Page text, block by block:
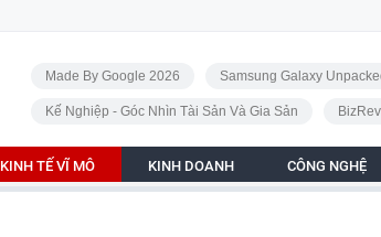
Made By Google 2026 Samsung Galaxy
Kế Nghiệp - Góc Nhìn Tài Sản Và Gia Sản
KINH TẾ VĨ MÔ KINH DOANH CÔNG NGHỆ